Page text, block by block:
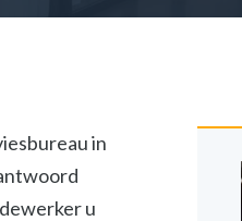
in
u